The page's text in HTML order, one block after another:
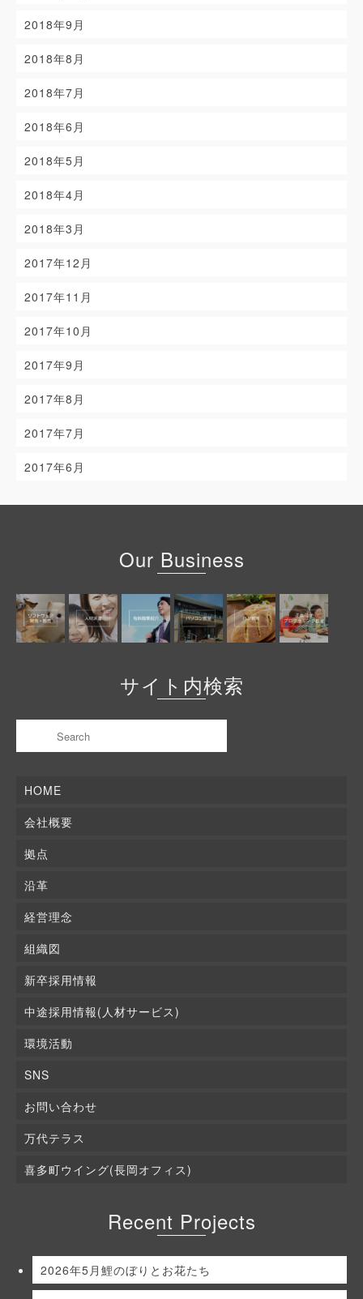
2018年9月
2018年8月
2018年7月
2018年6月
2018年5月
2018年4月
2018年3月
2017年12月
2017年11月
2017年10月
2017年9月
2017年8月
2017年7月
2017年6月
Our Business
サイト内検索
HOME
会社概要
拠点
沿革
経営理念
組織図
新卒採用情報
中途採用情報(人材サービス)
環境活動
SNS
お問い合わせ
万代テラス
喜多町ウイング(長岡オフィス)
Recent Projects
2026年5月鯉のぼりとお花たち